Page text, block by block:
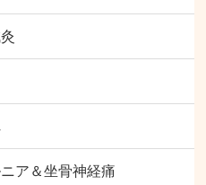
ア＆坐骨神経痛